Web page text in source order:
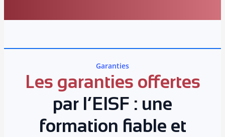
Garanties
Les garanties offertes
par l’EISF : une
formation fiable et